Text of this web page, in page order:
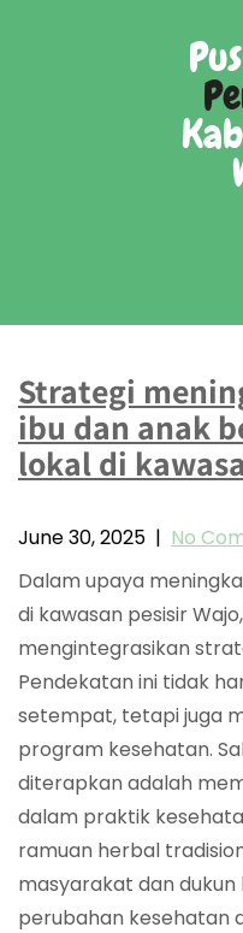
Strategi
ibu dan anak
lokal di
June 30, 2025 | No
Dalam upaya
di kawasan pesisir
mengintegrasikan
Pendekatan ini tidak
setempat, tetapi juga
program kesehatan.
diterapkan adalah
dalam praktik
ramuan herbal
masyarakat dan dukun
perubahan kesehatan